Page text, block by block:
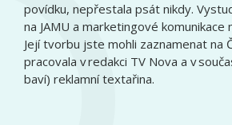
povídku, nepřestala psát nikdy.
na JAMU a marketingové komunikace
Její tvorbu jste mohli zaznamenat na
pracovala v redakci TV Nova a v
baví) reklamní textařina.